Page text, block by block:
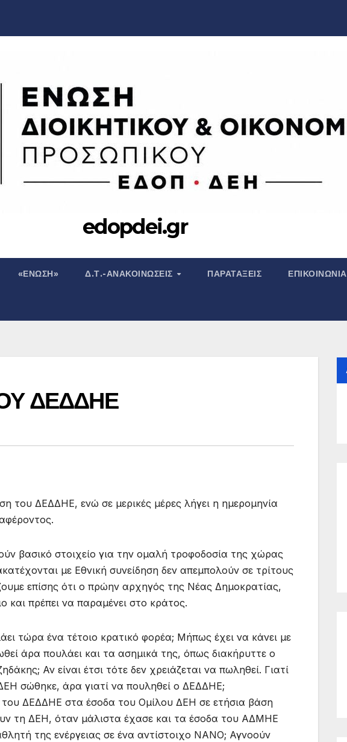
edopdei.gr
«ΕΝΩΣΗ» Δ.Τ.-ΑΝΑΚΟΙΝΏΣΕΙΣ ΠΑΡΑΤΆΞΕΙΣ ΕΠΙΚΟΙΝΩΝΊΑ
ΔΕΔΔΗΕ
ΔΕΔΔΗΕ, ενώ σε μερικές μέρες λήγει η ημερομηνία
βασικό στοιχείο για την ομαλή τροφοδοσία της χώρας
με Εθνική συνείδηση δεν απεμπολούν σε τρίτους
επίσης ότι ο πρώην αρχηγός της Νέας Δημοκρατίας,
και πρέπει να παραμένει στο κράτος.
τώρα ένα τέτοιο κρατικό φορέα; Μήπως έχει να κάνει με
άρα πουλάει και τα ασημικά της, όπως διακήρυττε ο
Αν είναι έτσι τότε δεν χρειάζεται να πωληθεί. Γιατί
σώθηκε, άρα γιατί να πουληθεί ο ΔΕΔΔΗΕ;
ΔΕΔΔΗΕ στα έσοδα του Ομίλου ΔΕΗ σε ετήσια βάση
τη ΔΕΗ, όταν μάλιστα έχασε και τα έσοδα του ΑΔΜΗΕ
της ενέργειας σε ένα αντίστοιχο ΝAΝΟ; Αγνοούν